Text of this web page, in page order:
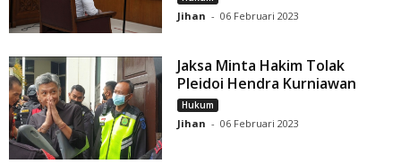
Jihan - 06 Februari 2023
Jaksa Minta Hakim Tolak
Pleidoi Hendra Kurniawan
Hukum
Jihan - 06 Februari 2023